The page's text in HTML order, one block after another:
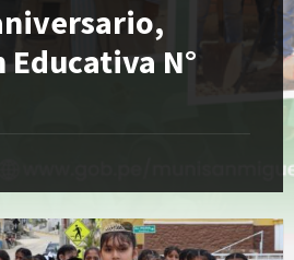
N°